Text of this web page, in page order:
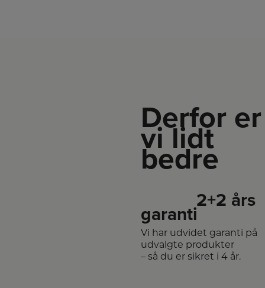
Derfor er
vi lidt
bedre
2+2 års
garanti
Vi har udvidet garanti på
udvalgte produkter
– så du er sikret i 4 år.